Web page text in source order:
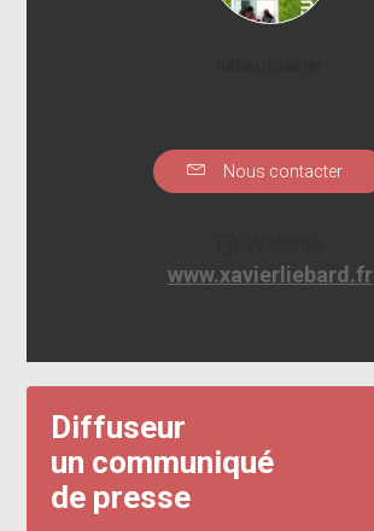
Nous contacter
www.xavierliebard.fr
Diffuseur
un communiqué
de presse